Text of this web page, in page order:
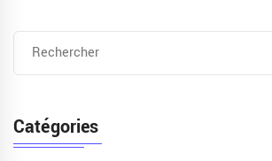
Catégories